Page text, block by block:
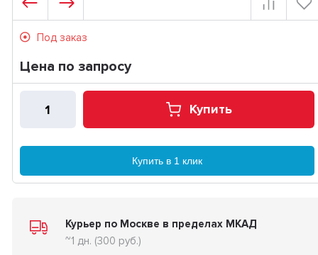
Под заказ
Цена по запросу
Купить
Купить в 1 клик
Курьер по Москве в пределах МКАД
~1 дн. (300 руб.)